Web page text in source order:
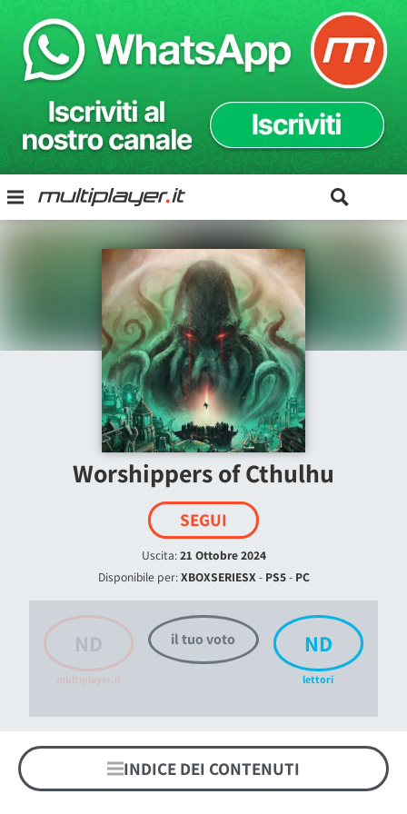
Worshippers of Cthulhu
SEGUI
Uscita:21 Ottobre 2024
Disponibile per:XBOXSERIESX- PS5- PC
ND
multiplayer.it
il tuo voto ND
lettori
INDICE DEI CONTENUTI